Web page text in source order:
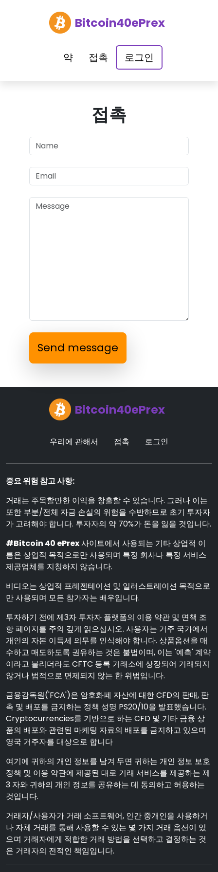
Bitcoin40ePrex
약 접촉 로그인
접촉
Send message
Bitcoin40ePrex
우리에 관해서 접촉 로그인
중요 위험 참고 사항:
거래는 주목할만한 이익을 창출할 수 있습니다. 그러나 이는
또한 부분/전체 자금 손실의 위험을 수반하므로 초기 투자자
가 고려해야 합니다. 투자자의 약 70%가 돈을 잃을 것입니다.
#Bitcoin 40 ePrex사이트에서 사용되는 기타 상업적 이
름은 상업적 목적으로만 사용되며 특정 회사나 특정 서비스
제공업체를 지칭하지 않습니다.
비디오는 상업적 프레젠테이션 및 일러스트레이션 목적으로
만 사용되며 모든 참가자는 배우입니다.
투자하기 전에 제3자 투자자 플랫폼의 이용 약관 및 면책 조
항 페이지를 주의 깊게 읽으십시오. 사용자는 거주 국가에서
개인의 자본 이득세 의무를 인식해야 합니다. 상품옵션을 매
수하고 매도하도록 권유하는 것은 불법이며, 이는 '예측' 계약
이라고 불리더라도 CFTC 등록 거래소에 상장되어 거래되지
않거나 법적으로 면제되지 않는 한 위법입니다.
금융감독원('FCA')은 암호화폐 자산에 대한 CFD의 판매, 판
촉 및 배포를 금지하는 정책 성명 PS20/10을 발표했습니다.
Cryptocurrencies를 기반으로 하는 CFD 및 기타 금융 상
품의 배포와 관련된 마케팅 자료의 배포를 금지하고 있으며
영국 거주자를 대상으로 합니다
여기에 귀하의 개인 정보를 남겨 두면 귀하는 개인 정보 보호
정책 및 이용 약관에 제공된 대로 거래 서비스를 제공하는 제
3 자와 귀하의 개인 정보를 공유하는 데 동의하고 허용하는
것입니다.
거래자/사용자가 거래 소프트웨어, 인간 중개인을 사용하거
나 자체 거래를 통해 사용할 수 있는 몇 가지 거래 옵션이 있
으며 거래자에게 적합한 거래 방법을 선택하고 결정하는 것
은 거래자의 전적인 책임입니다.